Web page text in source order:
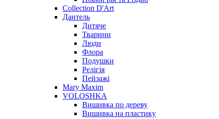
Collection D'Art
Дантель
Дитяче
Тварини
Люди
Флора
Подушки
Релігія
Пейзажі
Mary Maxim
VOLOSHKA
Вишивка по дереву
Вишивка на пластику